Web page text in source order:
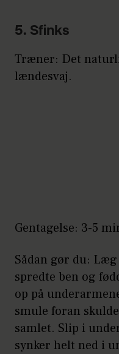
5. Sfinks
Træner: Det
lændesvaj.
Gentagelse: 3-5
Sådan gør du:
spredte ben og
op på
smule foran
samlet. Slip i
synker helt ned i